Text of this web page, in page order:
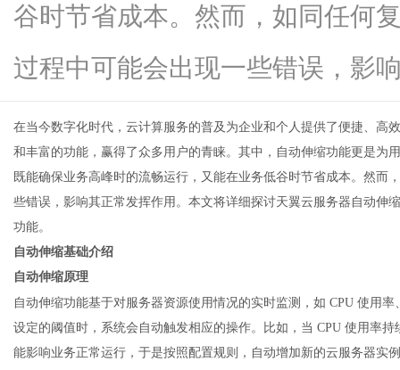
谷时节省成本。然而，如同任何
过程中可能会出现一些错误，影
在当今数字化时代，云计算服务的普及为企业和个人提供了便捷、高
和丰富的功能，赢得了众多用户的青睐。其中，自动伸缩功能更是为
既能确保业务高峰时的流畅运行，又能在业务低谷时节省成本。然而
些错误，影响其正常发挥作用。本文将详细探讨天翼云服务器自动伸
功能。
自动伸缩基础介绍
自动伸缩原理
自动伸缩功能基于对服务器资源使用情况的实时监测，如 CPU 使用率
设定的阈值时，系统会自动触发相应的操作。比如，当 CPU 使用率
能影响业务正常运行，于是按照配置规则，自动增加新的云服务器实